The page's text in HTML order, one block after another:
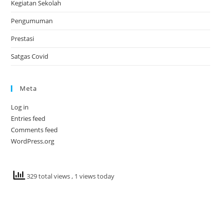
Kegiatan Sekolah
Pengumuman
Prestasi
Satgas Covid
Meta
Log in
Entries feed
Comments feed
WordPress.org
329 total views, 1 views today